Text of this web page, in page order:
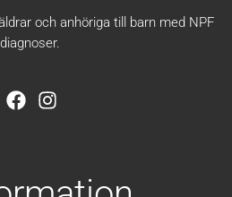
och anhöriga till barn med NPF
diagnoser.
F
I